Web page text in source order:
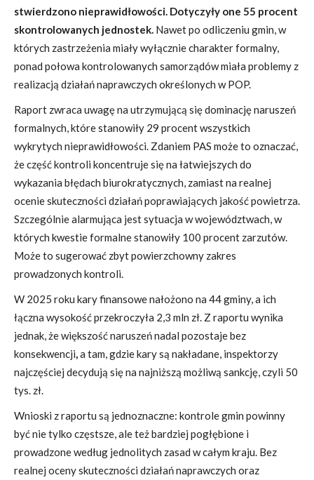
stwierdzono nieprawidłowości. Dotyczyły one 55 procent
skontrolowanych jednostek. Nawet po odliczeniu gmin, w
których zastrzeżenia miały wyłącznie charakter formalny,
ponad połowa kontrolowanych samorządów miała problemy z
realizacją działań naprawczych określonych w POP.
Raport zwraca uwagę na utrzymującą się dominację naruszeń
formalnych, które stanowiły 29 procent wszystkich
wykrytych nieprawidłowości. Zdaniem PAS może to oznaczać,
że część kontroli koncentruje się na łatwiejszych do
wykazania błędach biurokratycznych, zamiast na realnej
ocenie skuteczności działań poprawiających jakość powietrza.
Szczególnie alarmująca jest sytuacja w województwach, w
których kwestie formalne stanowiły 100 procent zarzutów.
Może to sugerować zbyt powierzchowny zakres
prowadzonych kontroli.
W 2025 roku kary finansowe nałożono na 44 gminy, a ich
łączna wysokość przekroczyła 2,3 mln zł. Z raportu wynika
jednak, że większość naruszeń nadal pozostaje bez
konsekwencji,a tam, gdzie kary są nakładane, inspektorzy
najczęściej decydują się na najniższą możliwą sankcję, czyli 50
tys. zł.
Wnioski z raportu są jednoznaczne: kontrole gmin powinny
być nie tylko częstsze, ale też bardziej pogłębione i
prowadzone według jednolitych zasad w całym kraju. Bez
realnej oceny skuteczności działań naprawczych oraz